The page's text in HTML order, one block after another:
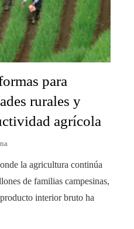
para
rurales y
agrícola
la agricultura continúa
de familias campesinas,
interior bruto ha